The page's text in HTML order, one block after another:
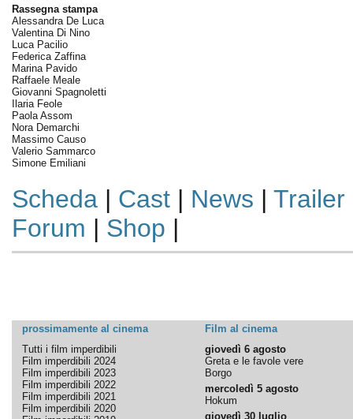
Rassegna stampa
Alessandra De Luca
Valentina Di Nino
Luca Pacilio
Federica Zaffina
Marina Pavido
Raffaele Meale
Giovanni Spagnoletti
Ilaria Feole
Paola Assom
Nora Demarchi
Massimo Causo
Valerio Sammarco
Simone Emiliani
Scheda| Cast| News | Trailer
Forum | Shop |
prossimamente al cinema
Film al cinema
Tutti i film imperdibili
Film imperdibili 2024
Film imperdibili 2023
Film imperdibili 2022
Film imperdibili 2021
Film imperdibili 2020
giovedì 6 agosto
Greta e le favole vere
Borgo
mercoledì 5 agosto
Hokum
giovedì 30 luglio